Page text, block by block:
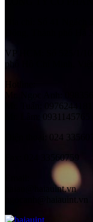
Số 41 Ngách
VP HCM:
Số 525/1/
phố Hồ Chí Minh, Việt
Hotline:
Mr. Ngọc Anh:
Mr. Tuấn: 0976244181
Mr. Lâm: 0931145765
024 33560759
haiau@haiauint.vn